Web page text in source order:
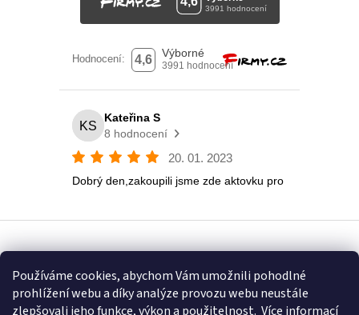
Používáme cookies, abychom Vám umožnili pohodlné
prohlížení webu a díky analýze provozu webu neustále
zlepšovali jeho funkce, výkon a použitelnost. Více informací
Copyright 2026Eshop U Terezky. Všechna práva vyhrazena.